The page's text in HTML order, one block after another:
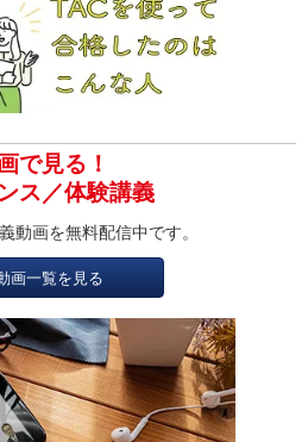
で見る！
ス／体験講義
動画を無料配信中です。
画一覧を見る